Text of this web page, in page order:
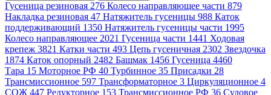
Гусеница резиновая 276 Колесо направляющее части 879
Накладка резиновая 47 Натяжитель гусеницы 988 Каток
поддерживающий 1350 Натяжитель гусеницы части 1995
Колесо направляющее 2021 Гусеница части 1441 Ходовая
крепеж 3821 Катки части 493 Цепь гусеничная 2302 Звездочка
1874 Каток опорный 2482 Башмак 1456 Гусеница 4460
Тара 15 Моторное РФ 40 Турбинное 35 Присадки 28
Трансмиссионное 597 Трансформаторное 3 Циркуляционное 4
СОЖ 447 Редукторное 153 Трансмиссионное РФ 36 Судовое